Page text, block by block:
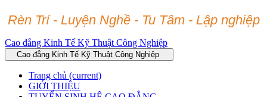
Rèn Trí - Luyện Nghề - Tu Tâm - Lập nghiệp
Cao đẳng Kinh Tế Kỹ Thuật Công Nghiệp
Cao đẳng Kinh Tế Kỹ Thuật Công Nghiệp
Trang chủ (current)
GIỚI THIỆU